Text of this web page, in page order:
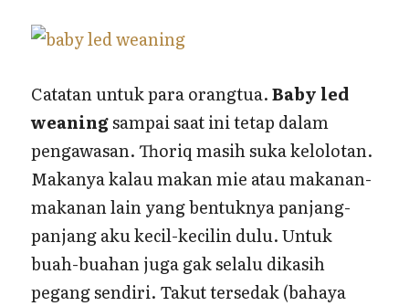
Catatan untuk para orangtua.Baby led
weaningsampai saat ini tetap dalam
pengawasan. Thoriq masih suka kelolotan.
Makanya kalau makan mie atau makanan-
makanan lain yang bentuknya panjang-
panjang aku kecil-kecilin dulu. Untuk
buah-buahan juga gak selalu dikasih
pegang sendiri. Takut tersedak (bahaya